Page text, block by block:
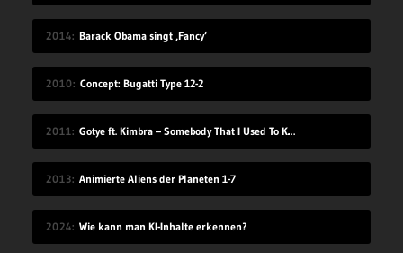
2014 Barack Obama singt ‚Fancy‘
2010 Concept: Bugatti Type 12-2
2011 Gotye ft. Kimbra – Somebody That I Used To Know
2013 Animierte Aliens der Planeten 1-7
2024 Wie kann man KI-Inhalte erkennen?